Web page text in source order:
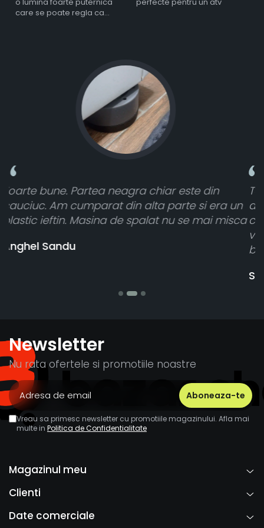
care se poate regla ca
un
Toate sunt foarte luminoase și funcționează
atât de bine în curtea din spate. A primit toate
cele 8 bucati dar una nu a funcționat,
banii pentru 1 bucata, Multumesc
Newsletter
Nu rata ofertele si promotiile noastre
Vreau sa primesc newsletter cu promotiile magazinului. Afla mai
multe in Politica de Confidentialitate
Magazinul meu
Clienti
Date comerciale